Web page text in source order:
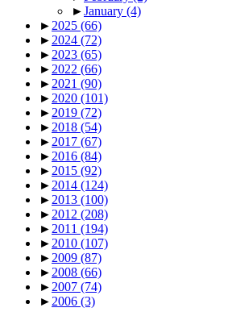
►January (4)
► 2025 (66)
► 2024 (72)
► 2023 (65)
► 2022 (66)
► 2021 (90)
► 2020 (101)
► 2019 (72)
► 2018 (54)
► 2017 (67)
► 2016 (84)
► 2015 (92)
► 2014 (124)
► 2013 (100)
► 2012 (208)
► 2011 (194)
► 2010 (107)
► 2009 (87)
► 2008 (66)
► 2007 (74)
► 2006 (3)